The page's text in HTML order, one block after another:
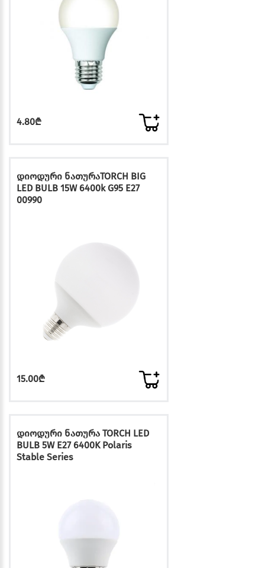
4.80₾
დიოდური ნათურაTORCH BIG
LED BULB 15W 6400k G95 E27
00990
15.00₾
დიოდური ნათურა TORCH LED
BULB 5W E27 6400K Polaris
Stable Series